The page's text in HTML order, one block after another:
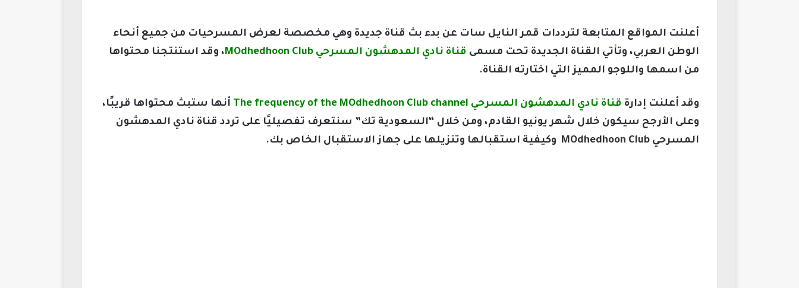
أعلنت المواقع المتابعة لترددات قمر النايل سات عن بدء بث قناة جديدة وهي مخصصة لعرض المسرحيات من جميع أنحاء
الوطن العربي، وتأتي القناة الجديدة تحت مسمى قناة نادي المدهشون المسرحي MOdhedhoon Club
، وقد استنتجنا محتواها
من اسمها واللوجو المميز التي اختارته القناة.
وقد أعلنت إدارة قناة نادي المدهشون المسرحي The frequency of the MOdhedhoon Club channel
أنها ستبث محتواها قريبًا،
وعلى الأرجح سيكون خلال شهر يونيو القادم، ومن خلال “السعودية تك” سنتعرف تفصيليًا على تردد قناة نادي المدهشون
المسرحي MOdhedhoon Club وكيفية استقبالها وتنزيلها على جهاز الاستقبال الخاص بك.